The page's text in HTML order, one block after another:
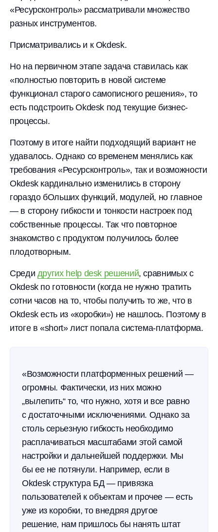
«Ресурсконтроль» рассматривали множество
разных инструментов.
Присматривались и к Okdesk.
Но на первичном этапе задача ставилась как
«полностью повторить в новой системе
функционал старого самописного решения», то
есть подстроить Okdesk под текущие бизнес-
процессы.
Поэтому в итоге найти подходящий вариант не
удавалось. Однако со временем менялись как
требования «Ресурсконтроль», так и возможности
Okdesk кардинально изменились в сторону
гораздо бОльших функций, модулей, но главное
— в сторону гибкости и тонкости настроек под
собственные процессы. Так что повторное
знакомство с продуктом получилось более
плодотворным.
Среди других help desk решений, сравнимых с
Okdesk по готовности (когда не нужно тратить
сотни часов на то, чтобы получить то же, что в
Okdesk есть из «коробки») не нашлось. Поэтому в
итоге в «short» лист попала система-платформа.
«Возможности платформенных решений —
огромны. Фактически, из них можно
„вылепить“ то, что нужно, хотя и все равно
с достаточными исключениями. Однако за
столь серьезную гибкость необходимо
расплачиваться масштабами этой самой
настройки и дальнейшей поддержки. Мы
бы ее не потянули. Например, если в
Okdesk структура БД — привязка
пользователей к объектам и прочее — есть
уже из коробки, то внедряя другое
решение, нам пришлось бы нанять штат